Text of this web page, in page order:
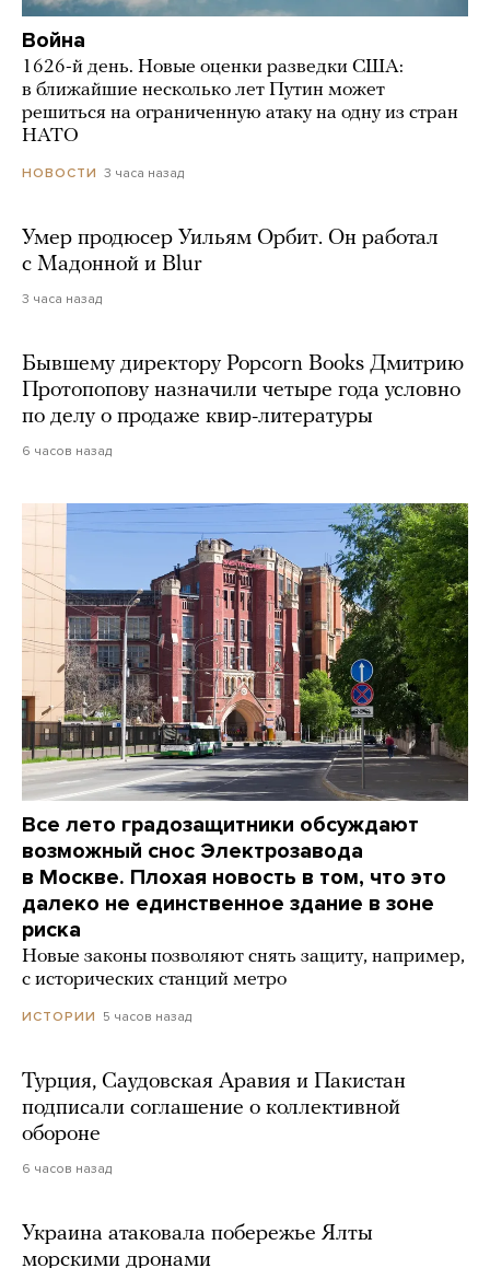
Война
1626-й день. Новые оценки разведки США:
в ближайшие несколько лет Путин может
решиться на ограниченную атаку на одну из стран
НАТО
НОВОСТИ 3 часа назад
Умер продюсер Уильям Орбит. Он работал
с Мадонной и Blur
3 часа назад
Бывшему директору Popcorn Books Дмитрию
Протопопову назначили четыре года условно
по делу о продаже квир-литературы
6 часов назад
Все лето градозащитники обсуждают
возможный снос Электрозавода
в Москве. Плохая новость в том, что это
далеко не единственное здание в зоне
риска
Новые законы позволяют снять защиту, например,
с исторических станций метро
ИСТОРИИ 5 часов назад
Турция, Саудовская Аравия и Пакистан
подписали соглашение о коллективной
обороне
6 часов назад
Украина атаковала побережье Ялты
морскими дронами